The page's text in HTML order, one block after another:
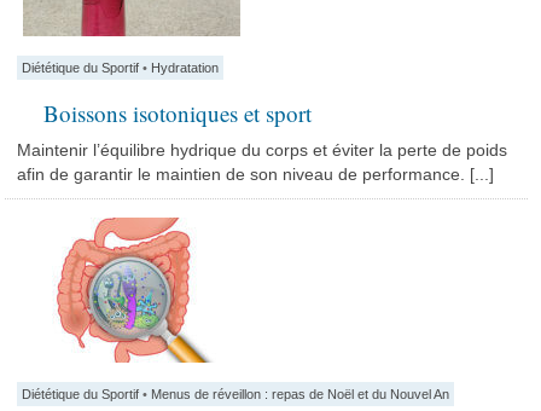
Diététique du Sportif • Hydratation
Boissons isotoniques et sport
Maintenir l’équilibre hydrique du corps et éviter la perte de poids
afin de garantir le maintien de son niveau de performance. [...]
Diététique du Sportif • Menus de réveillon : repas de Noël et du Nouvel An